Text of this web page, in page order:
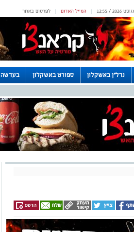
לפרסום באתר | המייל האדום |
נדל"ן באשקלון ספורט באשקלון בעדשה